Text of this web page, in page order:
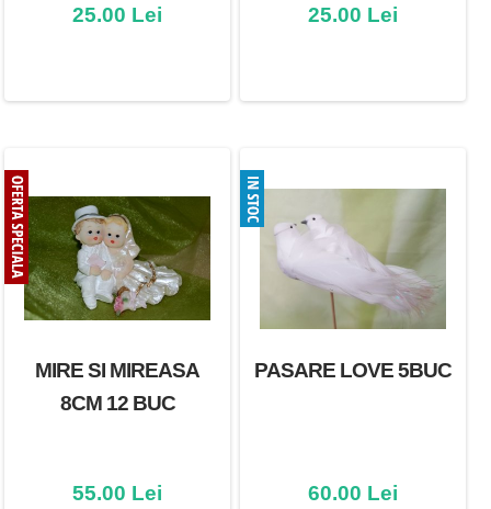
25.00 Lei 25.00 Lei
MIRE SI MIREASA
8CM 12 BUC
55.00 Lei
PASARE LOVE 5BUC
60.00 Lei